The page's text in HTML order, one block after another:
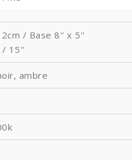
/ Base 8'' x 5''
/ 15''
ambre